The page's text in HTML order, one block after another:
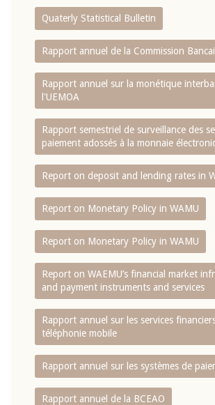
Quaterly Statistical Bulletin
Rapport annuel de la Commission
Rapport annuel sur la monétique
l'UEMOA
Rapport semestriel de surveillance des
paiement adossés à la monnaie
Report on deposit and lending rates in
Report on Monetary Policy in WAMU
Report on Monetary Policy in WAMU
Report on WAEMU’s financial market
and payment instruments and services
Rapport annuel sur les services
téléphonie mobile
Rapport annuel sur les systèmes de
Rapport annuel de la BCEAO